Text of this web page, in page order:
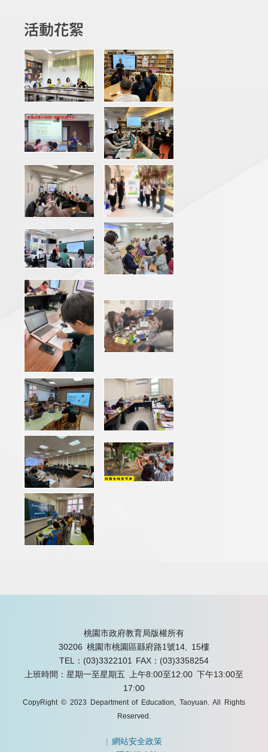
活動花絮
桃園市政府教育局版權所有
30206 桃園市桃園區縣府路1號14, 15樓
TEL：(03)3322101 FAX：(03)3358254
上班時間：星期一至星期五 上午8:00至12:00 下午13:00至
17:00
CopyRight © 2023 Department of Education, Taoyuan. All Rights
Reserved.
|網站安全政策